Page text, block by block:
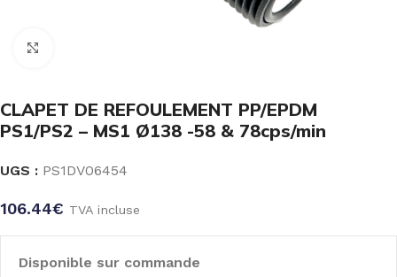
CLAPET DE REFOULEMENT PP/EPDM
PS1/PS2 – MS1 Ø138 -58 & 78cps/min
UGS : PS1DV06454
106.44€ TVA incluse
Disponible sur commande